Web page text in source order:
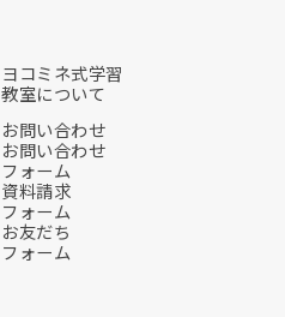
ヨコミネ式学習
教室について
お問い合わせ
お問い合わせ
フォーム
資料請求
フォーム
お友だち
フォーム